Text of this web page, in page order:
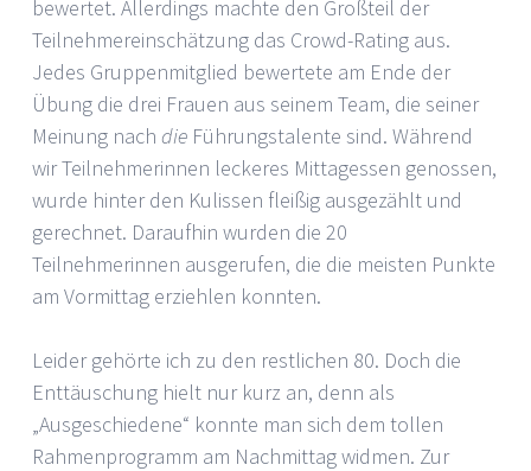
bewertet. Allerdings machte den Großteil der
Teilnehmereinschätzung das Crowd-Rating aus.
Jedes Gruppenmitglied bewertete am Ende der
Übung die drei Frauen aus seinem Team, die seiner
Meinung nach die Führungstalente sind. Während
wir Teilnehmerinnen leckeres Mittagessen genossen,
wurde hinter den Kulissen fleißig ausgezählt und
gerechnet. Daraufhin wurden die 20
Teilnehmerinnen ausgerufen, die die meisten Punkte
am Vormittag erziehlen konnten.
Leider gehörte ich zu den restlichen 80. Doch die
Enttäuschung hielt nur kurz an, denn als
„Ausgeschiedene“ konnte man sich dem tollen
Rahmenprogramm am Nachmittag widmen. Zur